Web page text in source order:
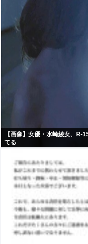
【画像】女優・水崎綾女、R-
てる